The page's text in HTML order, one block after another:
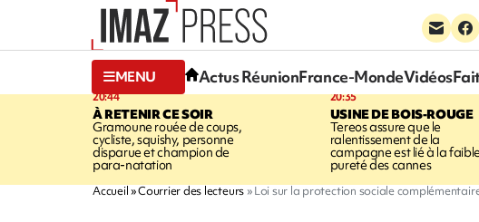
MENU Actus RéunionFrance-MondeVidéos
20:44
À RETENIR CE SOIR
Gramoune rouée de coups,
cycliste, squishy, personne
disparue et champion de
para-natation
20:35
USINE DE BOIS-ROUGE
Tereos assure que le
ralentissement de la
campagne est lié à la
pureté des cannes
Accueil Courrier des lecteurs Loi sur la protection sociale